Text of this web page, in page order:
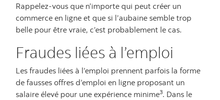
Rappelez-vous que n’importe qui peut créer un
commerce en ligne et que si l’aubaine semble trop
belle pour être vraie, c’est probablement le cas.
Fraudes liées à l’emploi
Les fraudes liées à l’emploi prennent parfois la forme
de fausses offres d’emploi en ligne proposant un
salaire élevé pour une expérience minime3. Dans le